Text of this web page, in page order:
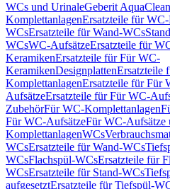
WCs und UrinaleGeberit
KomplettanlagenErsatzteile für
WCsErsatzteile für Wand-WCs
WCsWC-AufsätzeErsatzteile für
KeramikenErsatzteile für Für WC-
KeramikenDesignplattenErsatzteile
KomplettanlagenErsatzteile für Für
AufsätzeErsatzteile für Für WC-
ZubehörFür WC-Komplettanlagen
Für WC-AufsätzeFür WC-Aufsätze
KomplettanlagenWCs
WCsErsatzteile für Wand-WCs
WCsFlachspül-WCsErsatzteile für
WCsErsatzteile für Stand-WCs
aufgesetztErsatzteile für Tiefspül-